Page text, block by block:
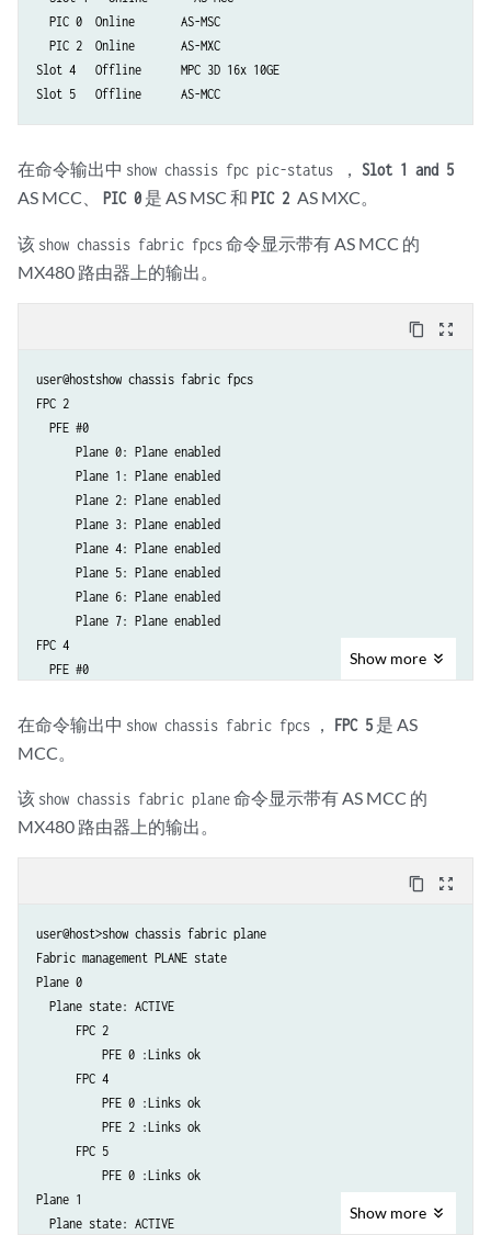
  PIC 0  Online       AS-MSC
  PIC 2  Online       AS-MXC
Slot 4   Offline      MPC 3D 16x 10GE
在命令输出中 show chassis fpc pic-status ， Slot 1 and 5
AS MCC、 PIC 0 是 AS MSC 和 PIC 2 AS MXC。
该 show chassis fabric fpcs命令显示带有 AS MCC 的
MX480 路由器上的输出。
content_copy zoom_out_map
user@hostshow chassis fabric fpcs
FPC 2
  PFE #0
      Plane 0: Plane enabled
      Plane 1: Plane enabled
      Plane 2: Plane enabled
      Plane 3: Plane enabled
      Plane 4: Plane enabled
      Plane 5: Plane enabled
      Plane 6: Plane enabled
      Plane 7: Plane enabled
FPC 4
  PFE #0
      Plane 1: Plane enabled
      Plane 3: Plane enabled
      Plane 4: Links ok
      Plane 5: Links ok
      Plane 6: Links ok
      Plane 7: Links ok
      Plane 1: Plane enabled
      Plane 2: Plane enabled
      Plane 3: Plane enabled
      Plane 4: Links ok
      Plane 5: Links ok
      Plane 6: Links ok
      Plane 7: Links ok
      Plane 0: Plane enabled
      Plane 1: Plane enabled
      Plane 2: Plane enabled
      Plane 3: Plane enabled
Show more
在命令输出中 show chassis fabric fpcs ， FPC 5 是 AS
MCC。
该 show chassis fabric plane命令显示带有 AS MCC 的
MX480 路由器上的输出。
content_copy zoom_out_map
user@host>show chassis fabric plane
Fabric management PLANE state
Plane 0
  Plane state: ACTIVE
      FPC 2
          PFE 0 :Links ok
      FPC 4
          PFE 0 :Links ok
          PFE 2 :Links ok
      FPC 5
          PFE 0 :Links ok
Plane 1
  Plane state: ACTIVE
Show more